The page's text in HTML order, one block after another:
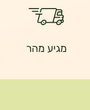
מגיע מהר